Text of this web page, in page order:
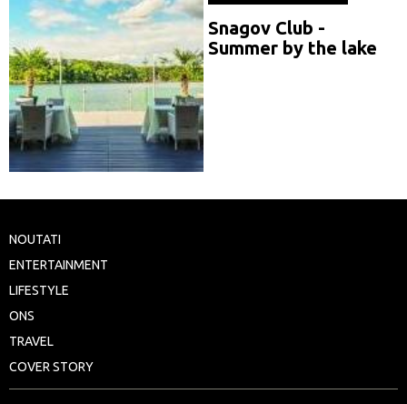
Snagov Club -
Summer by the lake
NOUTATI
ENTERTAINMENT
LIFESTYLE
ONS
TRAVEL
COVER STORY